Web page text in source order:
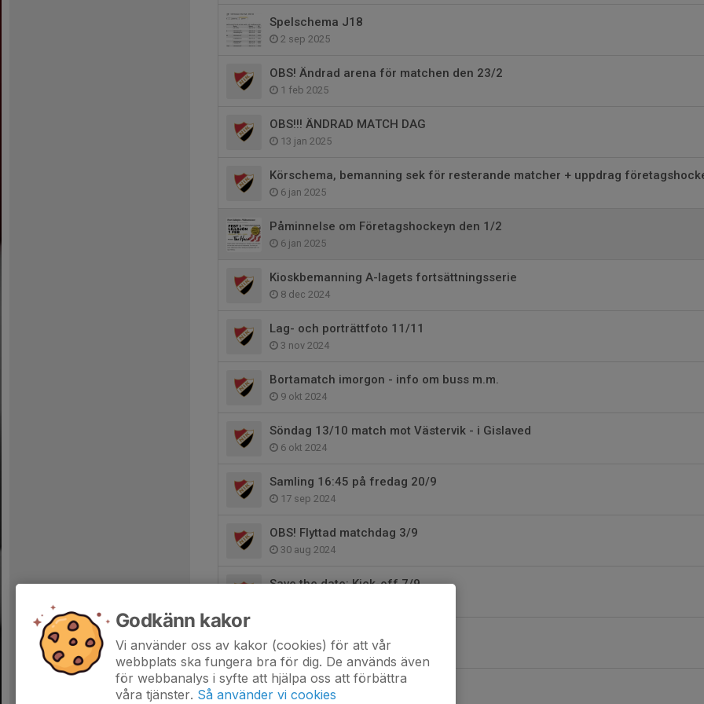
Spelschema J18
2 sep 2025
OBS! Ändrad arena för matchen den 23/2
1 feb 2025
OBS!!! ÄNDRAD MATCH DAG
13 jan 2025
Körschema, bemanning sek för resterande matcher + uppdrag
6 jan 2025
Påminnelse om Företagshockeyn den 1/2
6 jan 2025
Kioskbemanning A-lagets fortsättningsserie
8 dec 2024
Lag- och porträttfoto 11/11
3 nov 2024
Bortamatch imorgon - info om buss m.m.
9 okt 2024
Söndag 13/10 match mot Västervik - i Gislaved
6 okt 2024
Samling 16:45 på fredag 20/9
17 sep 2024
OBS! Flyttad matchdag 3/9
30 aug 2024
Save the date: Kick-off 7/9
26 jul 2024
Godkänn kakor
Vi använder oss av kakor (cookies) för att vår
webbplats ska fungera bra för dig. De används även
för webbanalys i syfte att hjälpa oss att förbättra
våra tjänster. Så använder vi cookies